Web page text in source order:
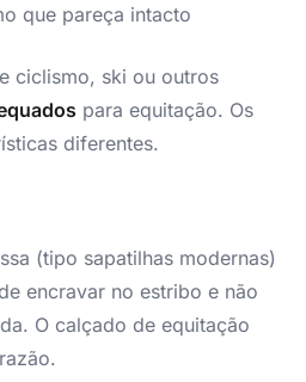
que pareça intacto
ciclismo, ski ou outros
para equitação. Os
diferentes.
(tipo sapatilhas modernas)
encravar no estribo e não
O calçado de equitação